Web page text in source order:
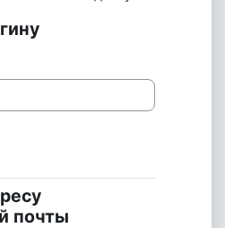
электронной почты
почты